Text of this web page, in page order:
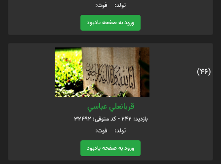
تولد: فوت:
ورود به صفحه یادبود
(46)
قربانعلي عباسي
بازدید: 242 - کد متوفی: 32492
تولد: فوت:
ورود به صفحه یادبود